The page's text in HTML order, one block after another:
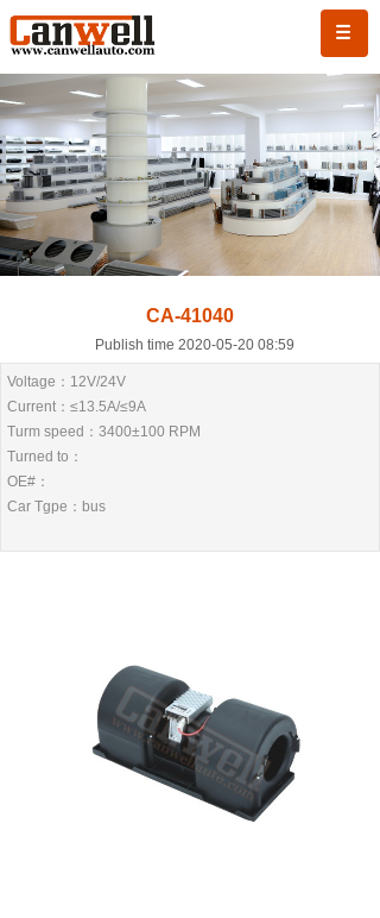
CA-41040
Publish time 2020-05-20 08:59
Voltage：12V/24V
Current：≤13.5A/≤9A
Turm speed：3400±100 RPM
Turned to：
OE#：
Car Tgpe：bus